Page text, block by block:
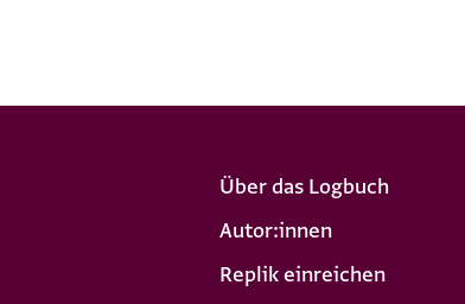
Über das Logbuch
Autor:innen
Replik einreichen